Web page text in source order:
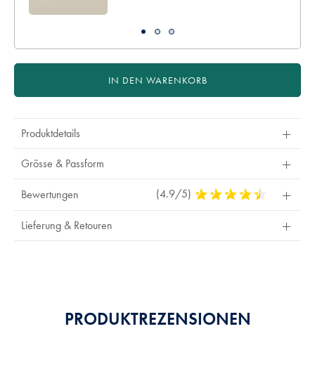
IN DEN WARENKORB
Produktdetails
Grösse & Passform
Bewertungen (4.9/5) 4,9
Lieferung & Retouren
PRODUKTREZENSIONEN